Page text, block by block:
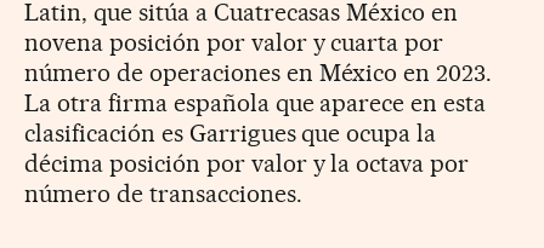
Latin, que sitúa a Cuatrecasas México en
novena posición por valor y cuarta por
número de operaciones en México en 2023.
La otra firma española que aparece en esta
clasificación es Garrigues que ocupa la
décima posición por valor y la octava por
número de transacciones.